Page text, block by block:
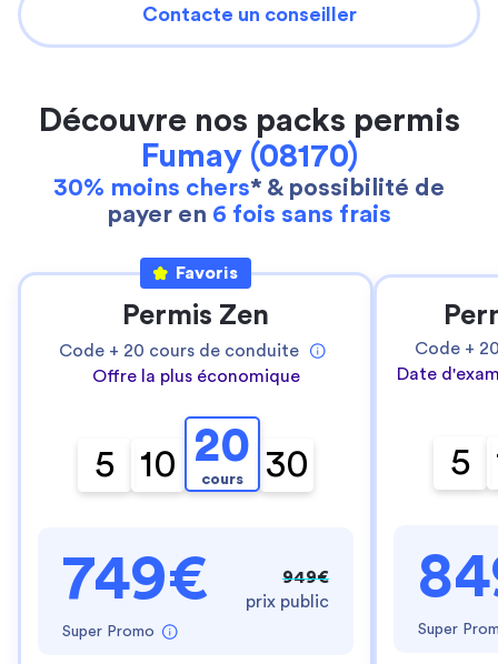
Contacte un conseiller
Découvre nos packs permis
Fumay (08170)
30% moins chers* & possibilité de
payer en 6 fois sans frais
Favoris
Permis Zen
Code + 20 cours de conduite
Offre la plus économique
5 10 20
cours 30
749€
Super Promo
949€
prix public
Code +
Date
5
Super